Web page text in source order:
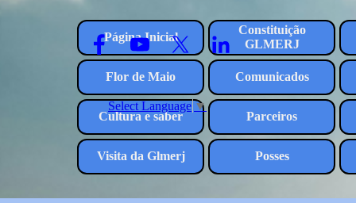
Ir para o conteúdo
Página Inicial
Constituição
GLMERJ
Flor de Maio Comunicados
Cultura e saber Parceiros
Visita da Glmerj Posses
Select Language ▼